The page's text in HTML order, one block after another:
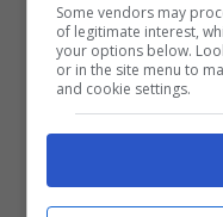
Il Ministro delle
(Foto Ansa) –
La terza
patente
senza
Some vendors may
of legitimate interest,
your options below.
or in the site menu to
and cookie settings.